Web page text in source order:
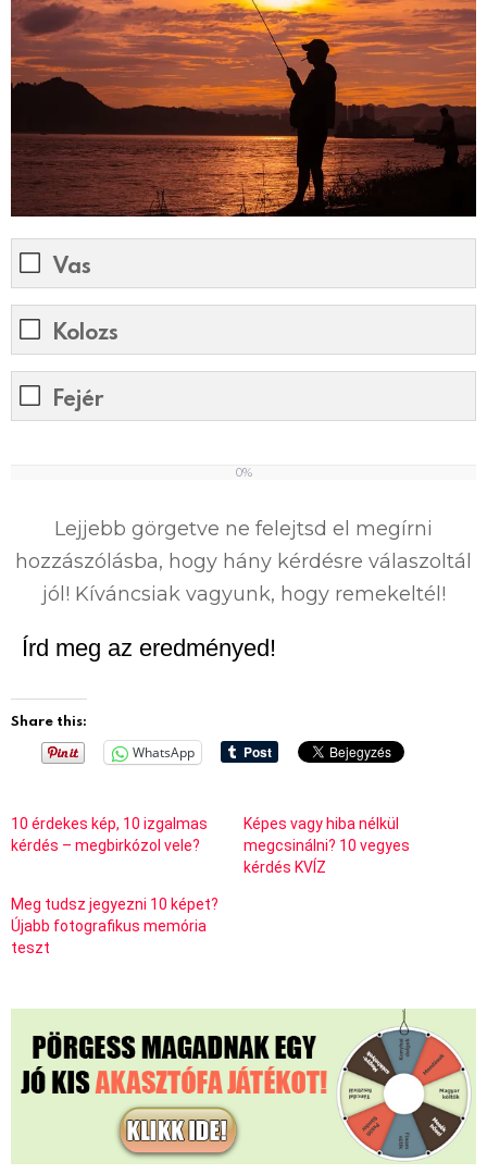
Vas
Kolozs
Fejér
0%
Lejjebb görgetve ne felejtsd el megírni
hozzászólásba, hogy hány kérdésre válaszoltál
jól! Kíváncsiak vagyunk, hogy remekeltél!
Írd meg az eredményed!
Share this:
WhatsApp
10 érdekes kép, 10 izgalmas
kérdés – megbirkózol vele?
Képes vagy hiba nélkül
megcsinálni? 10 vegyes
kérdés KVÍZ
Meg tudsz jegyezni 10 képet?
Újabb fotografikus memória
teszt